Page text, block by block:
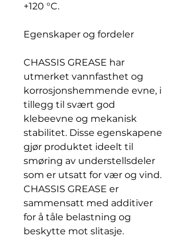
+120 °C.
Egenskaper og fordeler
CHASSIS GREASE har
utmerket vannfasthet og
korrosjonshemmende evne, i
tillegg til svært god
klebeevne og mekanisk
stabilitet. Disse egenskapene
gjør produktet ideelt til
smøring av understellsdeler
som er utsatt for vær og vind.
CHASSIS GREASE er
sammensatt med additiver
for å tåle belastning og
beskytte mot slitasje.